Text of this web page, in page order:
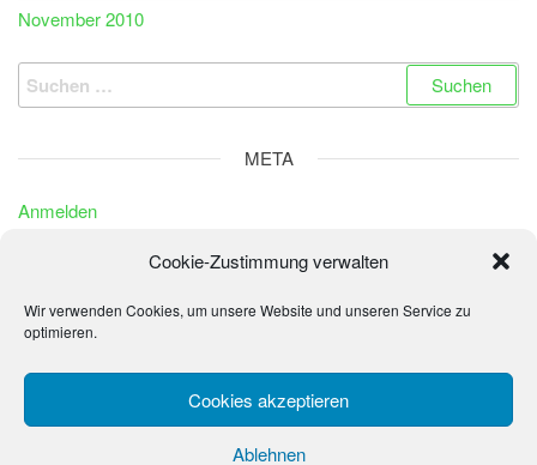
Cookie-Zustimmung verwalten
Wir verwenden Cookies, um unsere Website und unseren Service zu
optimieren.
Cookies akzeptieren
Ablehnen
November 2010
Suchen
nach:
META
Anmelden
WordPress.org
© 2026 - La Sonrisa de los Niños - Fundación Peter